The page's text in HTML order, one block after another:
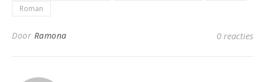
Roman
Door Ramona 0 reacties